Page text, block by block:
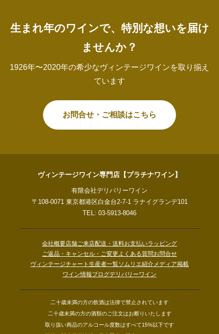
生まれ年のワインで、特別な想いを届け
ませんか？
1926年〜2020年の希少なヴィンテージワインを取り揃え
ています
お問合せ・ご相談はこちら
ヴィンテージワイン専門店【プラチナワイン】
有限会社デリバリーワイン
〒108-0071 東京都港区白金台2-7-1 ラナイグランデ101
TEL: 03-5913-8046
会社概要店舗ご来店配送・送料お支払いラッピング
ご返品・キャンセル・ご変更よくある質問お問合せ
ヴィンテージチャート 生産者一覧ソムリエ紹介メディア掲載
ワイン情報ブログデリバリーワイン
二十歳未満の方の飲酒は法律で禁止されています
二十歳未満の方の酒類のご注文はお断りいたします
取り扱い商品のアルコール度数はすべて15%以下です